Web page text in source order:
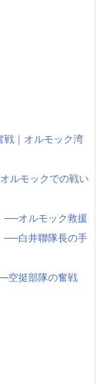
｜オルモック湾
ルモックでの戦い
──オルモック救援
──白井聯隊長の手
空挺部隊の奮戦